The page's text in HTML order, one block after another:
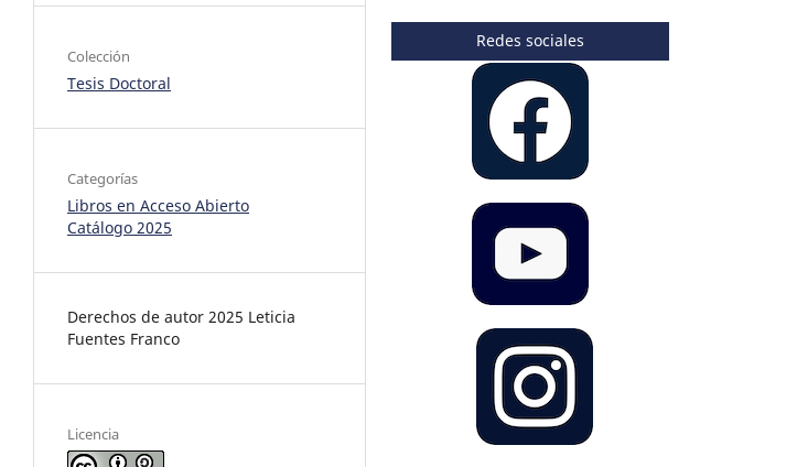
Colección
Tesis Doctoral
Categorías
Libros en Acceso Abierto
Catálogo 2025
Derechos de autor 2025 Leticia
Fuentes Franco
Licencia
Redes sociales